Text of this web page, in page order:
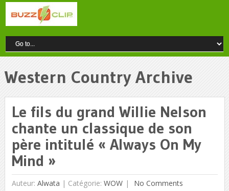
Western Country Archive
Le fils du grand Willie Nelson
chante un classique de son
père intitulé « Always On My
Mind »
Auteur: Alwata | Catégorie: WOW No Comments